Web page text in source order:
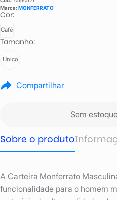
Marca: MONFERRATO
Cor:
Café
Tamanho:
Único
Compartilhar
Sem
Sobre o produto
A Carteira Monferrato
funcionalidade para o homem